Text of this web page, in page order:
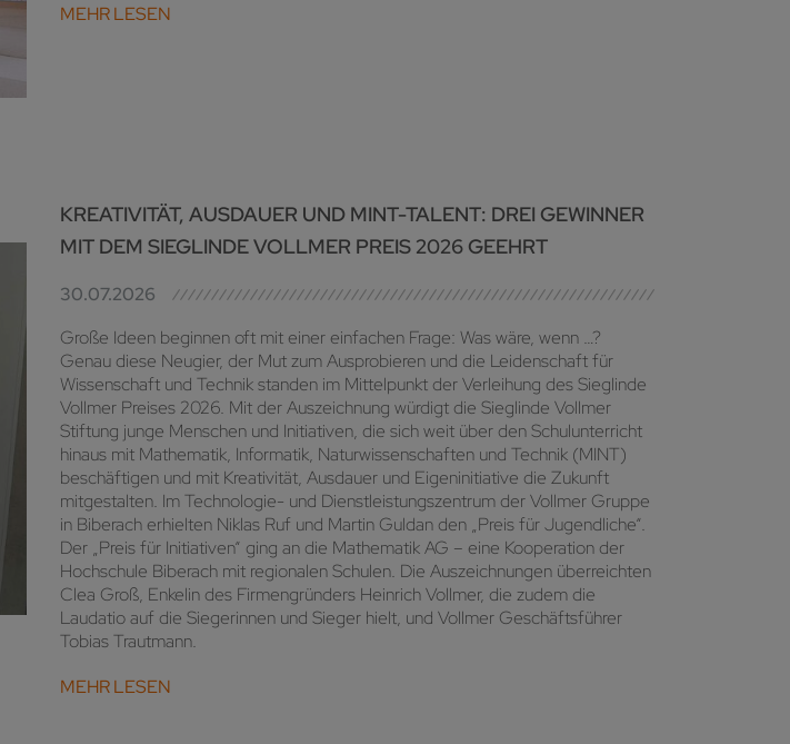
MEHR LESEN
KREATIVITÄT, AUSDAUER UND MINT-TALENT: DREI GEWINNER
MIT DEM SIEGLINDE VOLLMER PREIS 2026 GEEHRT
30.07.2026
Große Ideen beginnen oft mit einer einfachen Frage: Was wäre, wenn …?
Genau diese Neugier, der Mut zum Ausprobieren und die Leidenschaft für
Wissenschaft und Technik standen im Mittelpunkt der Verleihung des Sieglinde
Vollmer Preises 2026. Mit der Auszeichnung würdigt die Sieglinde Vollmer
Stiftung junge Menschen und Initiativen, die sich weit über den Schulunterricht
hinaus mit Mathematik, Informatik, Naturwissenschaften und Technik (MINT)
beschäftigen und mit Kreativität, Ausdauer und Eigeninitiative die Zukunft
mitgestalten. Im Technologie- und Dienstleistungszentrum der Vollmer Gruppe
in Biberach erhielten Niklas Ruf und Martin Guldan den „Preis für Jugendliche“.
Der „Preis für Initiativen“ ging an die Mathematik AG – eine Kooperation der
Hochschule Biberach mit regionalen Schulen. Die Auszeichnungen überreichten
Clea Groß, Enkelin des Firmengründers Heinrich Vollmer, die zudem die
Laudatio auf die Siegerinnen und Sieger hielt, und Vollmer Geschäftsführer
Tobias Trautmann.
MEHR LESEN